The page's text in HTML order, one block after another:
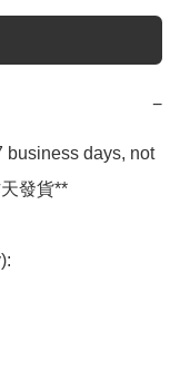
−
business days, not
發貨**